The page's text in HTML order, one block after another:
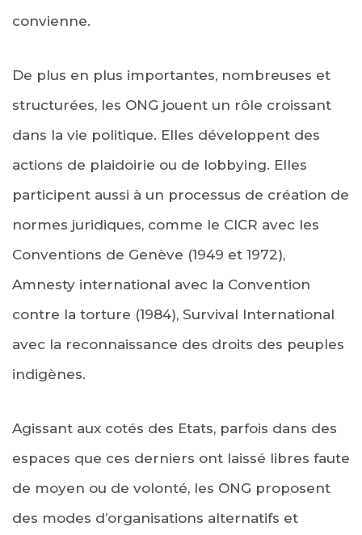
convienne.
De plus en plus importantes, nombreuses et
structurées, les ONG jouent un rôle croissant
dans la vie politique. Elles développent des
actions de plaidoirie ou de lobbying. Elles
participent aussi à un processus de création de
normes juridiques, comme le CICR avec les
Conventions de Genève (1949 et 1972),
Amnesty international avec la Convention
contre la torture (1984), Survival International
avec la reconnaissance des droits des peuples
indigènes.
Agissant aux cotés des Etats, parfois dans des
espaces que ces derniers ont laissé libres faute
de moyen ou de volonté, les ONG proposent
des modes d’organisations alternatifs et